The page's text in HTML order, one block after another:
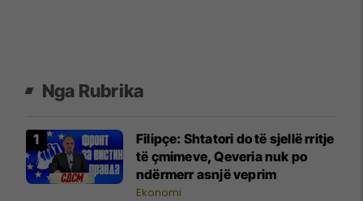
Nga Rubrika
Filipçe: Shtatori do të sjellë rritje
të çmimeve, Qeveria nuk po
ndërmerr asnjë veprim
Ekonomi